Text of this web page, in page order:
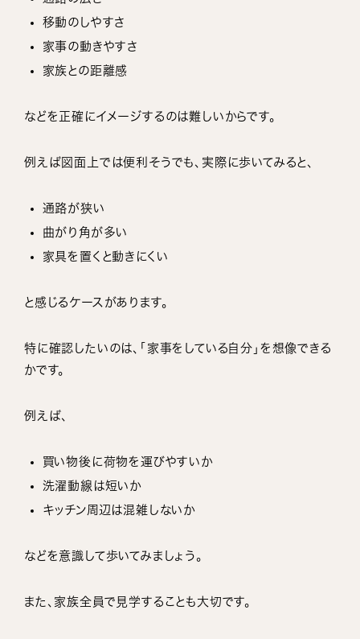
移動のしやすさ
家事の動きやすさ
家族との距離感
などを正確にイメージするのは難しいからです。
例えば図面上では便利そうでも、実際に歩いてみると、
通路が狭い
曲がり角が多い
家具を置くと動きにくい
と感じるケースがあります。
特に確認したいのは、「家事をしている自分」を想像できる
かです。
例えば、
買い物後に荷物を運びやすいか
洗濯動線は短いか
キッチン周辺は混雑しないか
などを意識して歩いてみましょう。
また、家族全員で見学することも大切です。